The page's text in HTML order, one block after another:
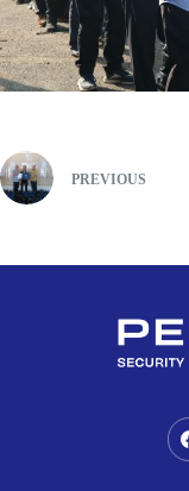
PREVIOUS